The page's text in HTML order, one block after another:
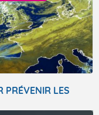
PRÉVENIR LES